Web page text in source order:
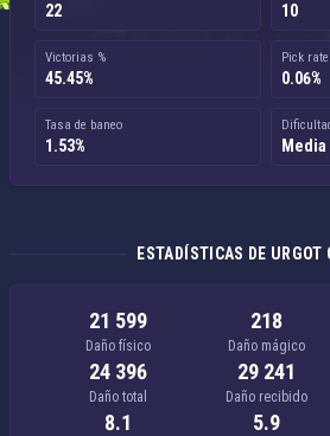
22 10
Victorias %
45.45%
Pick rate
0.06%
Tasa de baneo
1.53% Media
ESTADÍSTICAS DE URGOT
21 599
Daño físico
218
Daño mágico
24 396
Daño total
29 241
Daño recibido
8.1 5.9